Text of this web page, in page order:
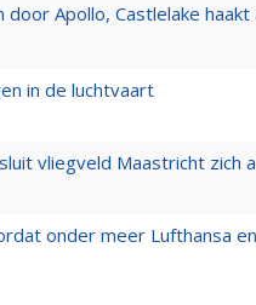
Apollo, Castlelake haakt
in de luchtvaart
vliegveld Maastricht zich
onder meer Lufthansa